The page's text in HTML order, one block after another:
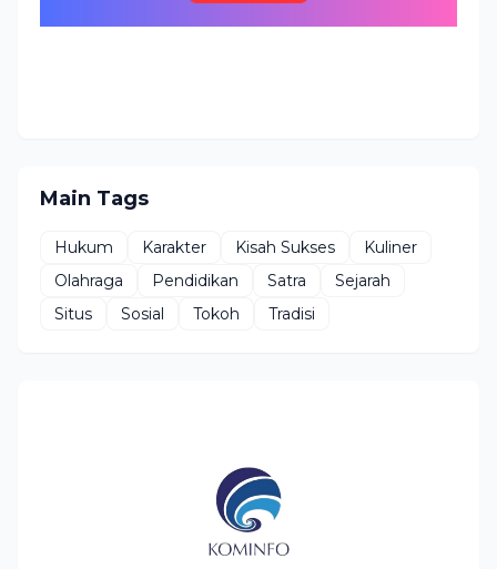
Main Tags
Hukum Karakter Kisah Sukses
Kuliner
Olahraga
Pendidikan Satra
Sejarah
Situs
Sosial Tokoh Tradisi